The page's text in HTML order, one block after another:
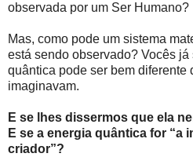
observada por um Ser Humano?
Mas, como pode um sistema
está sendo observado? Vocês
quântica pode ser bem diferente
imaginavam.
E se lhes dissermos que ela
E se a energia quântica for “a
criador”?